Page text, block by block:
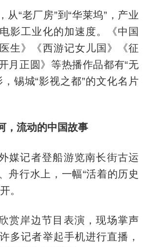
从“老厂房”到“华莱坞”，产业
影工业化的加速度。《中国
生》《西游记女儿国》《征
月正圆》等热播作品都有“无
锡城“影视之都”的文化名片
，流动的中国故事
媒记者登船游览南长街古运
舟行水上，一幅“活着的历史
。
赏岸边节目表演，现场掌声
多记者举起手机进行直播，